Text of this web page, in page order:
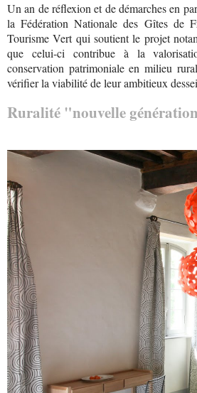
Un an de réflexion et de démarches en
la Fédération Nationale des Gîtes de
Tourisme Vert qui soutient le projet
que celui-ci contribue à la
conservation patrimoniale en milieu
vérifier la viabilité de leur ambitieux
Ruralité "nouvelle